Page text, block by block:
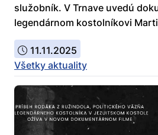
služobník. V Trnave uvedú
legendárnom kostolníkovi
11.11.2025
Všetky aktuality